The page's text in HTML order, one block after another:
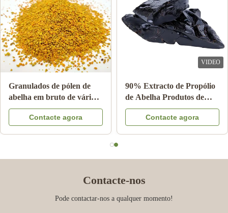
Thank you!
J Joe Ellis
Mar 24.2023
de
10-HDA 2% Orgânico
Fresco Geleia Real Natural
Grau Alimentar Pura
Contacte agora
Granulados de pólen
abelha em bruto de
flores 25 kg
alimentar em cartão
Contacte agora
Contacte-nos
Pode contactar-nos a qualquer momento!